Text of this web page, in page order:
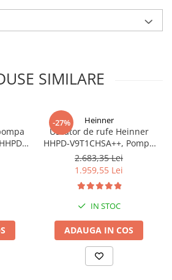
SIMILARE
9kg,
-27% Heinner
Uscator de rufe Heinner
HHPD-V9T1CHSA++, Pompa
de caldura, 9 kg, Clasa A++,
Functie Anti-sifonare,
Argintiu
2.683,35 Lei
1.959,55 Lei
IN STOC
ADAUGA IN COS